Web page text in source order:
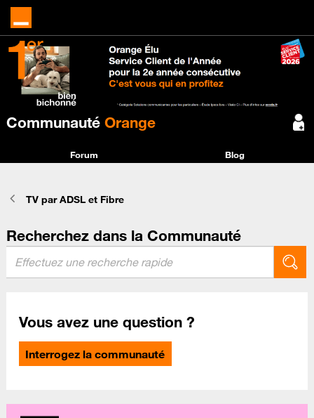
Communauté Orange
Forum Blog
TV par ADSL et Fibre
Recherchez dans la Communauté
Vous avez une question ?
Interrogez la communauté